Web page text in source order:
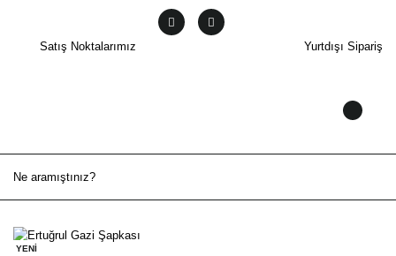
Satış Noktalarımız Yurtdışı Sipariş
YENİ